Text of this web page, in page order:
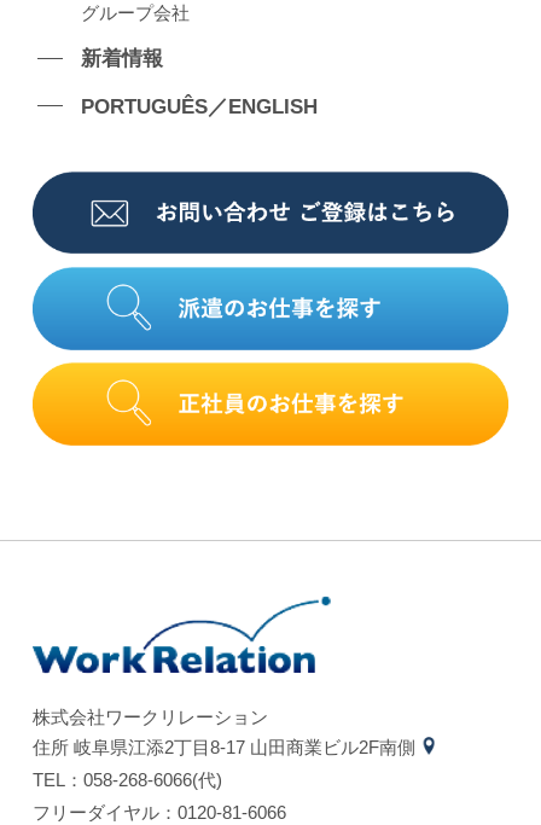
グループ会社
新着情報
PORTUGUÊS／ENGLISH
株式会社ワークリレーション
住所 岐⾩県江添2丁⽬8-17 ⼭⽥商業ビル2F南側
TEL：058-268-6066(代)
フリーダイヤル：0120-81-6066